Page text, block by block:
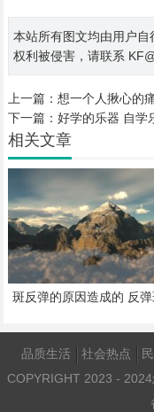
本站所有图文均由用户
权利被侵害，请联系
上一篇： 想一个人揪心的
下一篇： 好学的乐器 自学
相关文章
斑反弹的原因造成的 反弹
品质生活 社会热点
COPYRIGHT 2023 - 2024